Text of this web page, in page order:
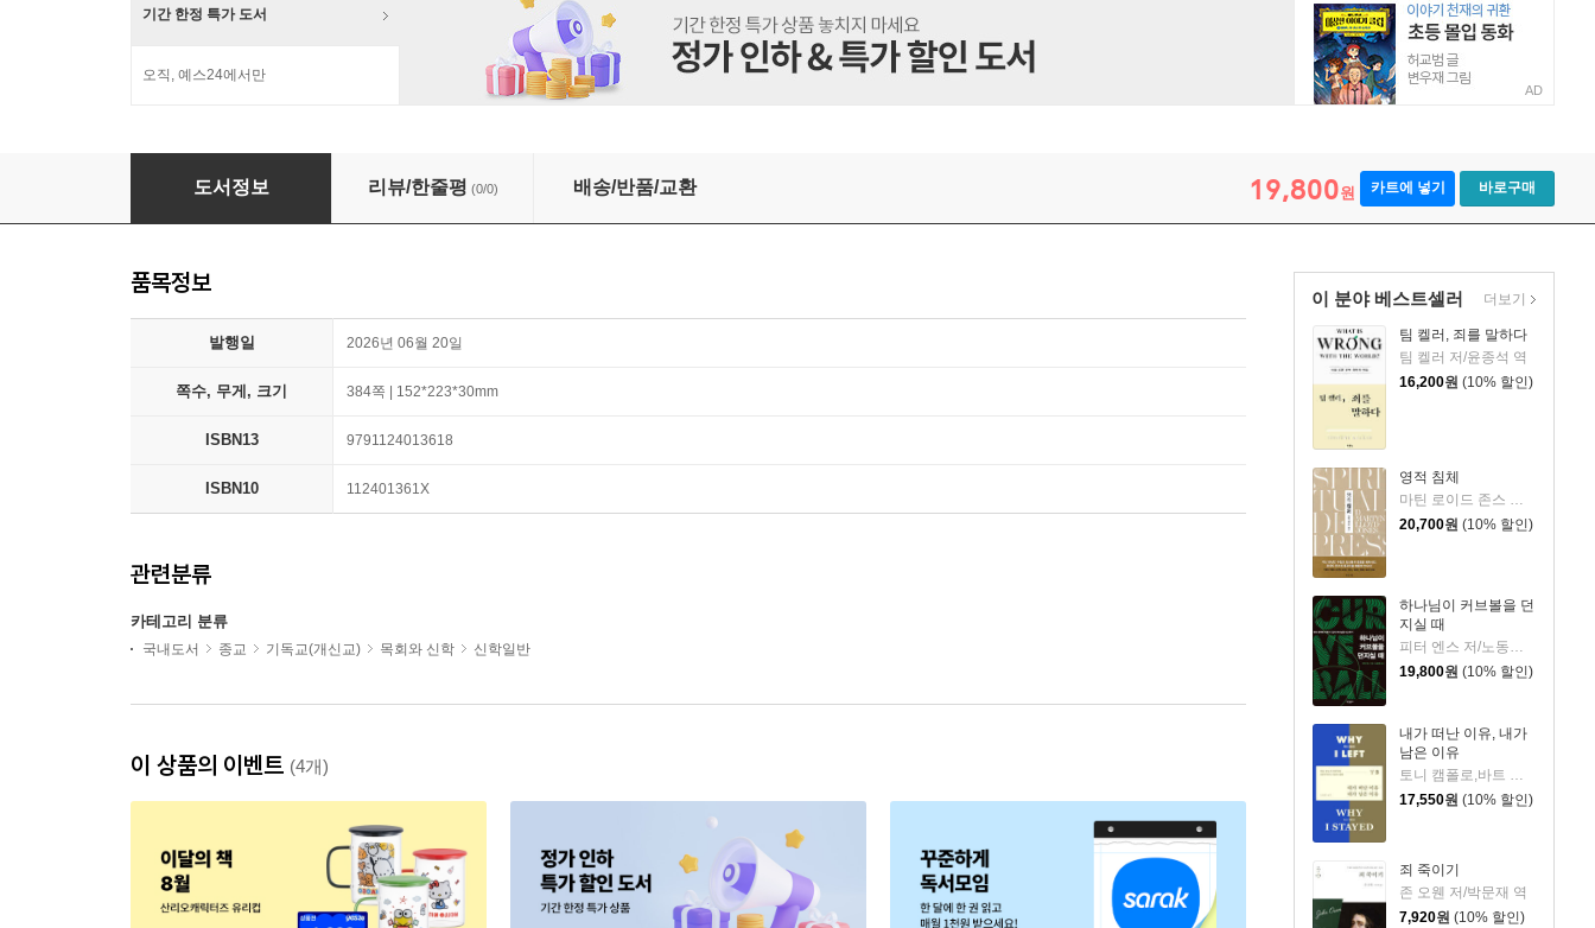
기간 한정 특가 도서
오직, 예스24에서만
AD
동물 신학 비판
도서정보 리뷰/한줄평 (0/0) 배송/반품/교환 19,800원 카트에 넣기 바로구매
이 분야 베스트셀러
팀 켈러, 죄를 말하다
팀 켈러 저/윤종석 역
16,200원 (10% 할인)
영적 침체
마틴 로이드 존스 저/정상윤 역
20,700원 (10% 할인)
하나님이 커브볼을 던
지실 때
피터 엔스 저/노동래 역
19,800원 (10% 할인)
내가 떠난 이유, 내가
남은 이유
토니 캠폴로,바트 캠폴로 저/노종문 역
17,550원 (10% 할인)
죄 죽이기
존 오웬 저/박문재 역
7,920원 (10% 할인)
더보기
품목정보
발행일 2026년 06월 20일
쪽수, 무게, 크기 384쪽 | 152*223*30mm
ISBN13 9791124013618
ISBN10 112401361X
관련분류
카테고리 분류
국내도서 종교 기독교(개신교) 목회와 신학 신학일반
이 상품의 이벤트 (4개)